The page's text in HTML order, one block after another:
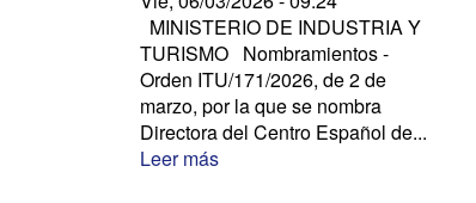
MINISTERIO DE INDUSTRIA Y
TURISMO Nombramientos -
Orden ITU/171/2026, de 2 de
marzo, por la que se nombra
Directora del Centro Español de...
Leer más